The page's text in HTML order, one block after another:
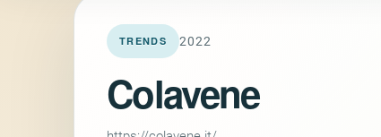
TRENDS 2022
Colavene